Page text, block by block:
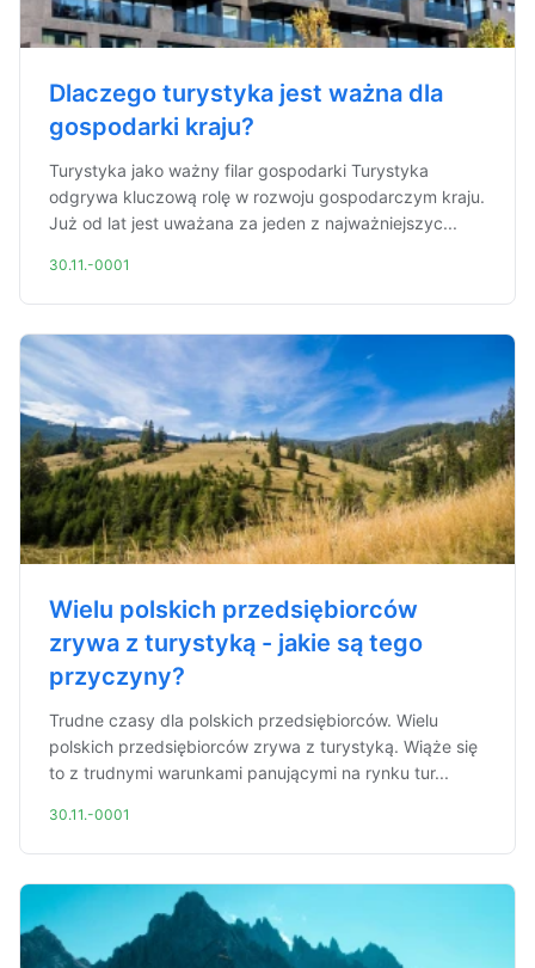
Dlaczego turystyka jest ważna dla
gospodarki kraju?
Turystyka jako ważny filar gospodarki Turystyka
odgrywa kluczową rolę w rozwoju gospodarczym kraju.
Już od lat jest uważana za jeden z najważniejszyc...
30.11.-0001
Wielu polskich przedsiębiorców
zrywa z turystyką - jakie są tego
przyczyny?
Trudne czasy dla polskich przedsiębiorców. Wielu
polskich przedsiębiorców zrywa z turystyką. Wiąże się
to z trudnymi warunkami panującymi na rynku tur...
30.11.-0001